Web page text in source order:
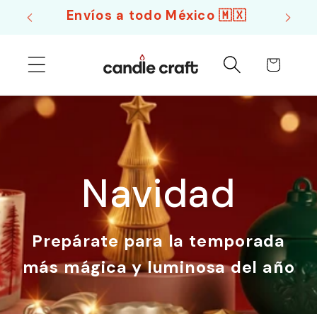
directamenteEnvíos a todo México 🇲🇽
Carrito
Navidad
Prepárate para la temporada
más mágica y luminosa del año